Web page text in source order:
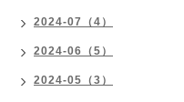
2024-07（4）
2024-06（5）
2024-05（3）